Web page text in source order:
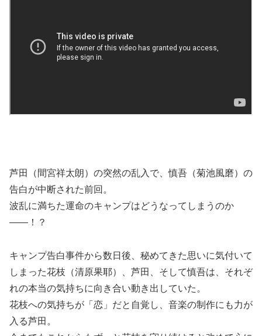
芦田（間宮祥太朗）の突然の乱入で、慎吾（菊池風磨）の
告白が中断された前回。
波乱に満ちた運命のキャンプはどうなってしまうのか
――！？
キャンプ告白事件から数日後、秘めてきた思いに気付いて
しまった花枝（清原果耶）、芦田、そして慎吾は、それぞ
れの本当の気持ちに向き合い動き出していた。
花枝への気持ちが「恋」だと自覚し、音楽の制作にも力が
入る芦田。